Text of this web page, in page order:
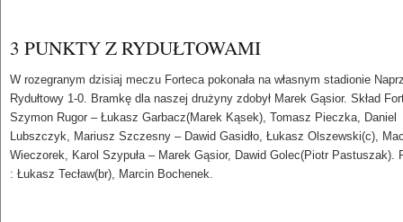
3 PUNKTY Z RYDUŁTOWAMI
W rozegranym dzisiaj meczu Forteca pokonała na własnym stadionie
Rydułtowy 1-0. Bramkę dla naszej drużyny zdobył Marek Gąsior. Skład
Szymon Rugor – Łukasz Garbacz(Marek Kąsek), Tomasz Pieczka, Daniel
Lubszczyk, Mariusz Szczesny – Dawid Gasidło, Łukasz Olszewski(c),
Wieczorek, Karol Szypuła – Marek Gąsior, Dawid Golec(Piotr Pastuszak).
: Łukasz Tecław(br), Marcin Bochenek.